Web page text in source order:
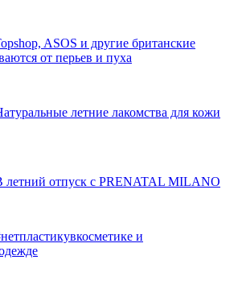
ASOS и другие британские
от перьев и пуха
летние лакомства для кожи
летний отпуск с PRENATAL MILANO
и